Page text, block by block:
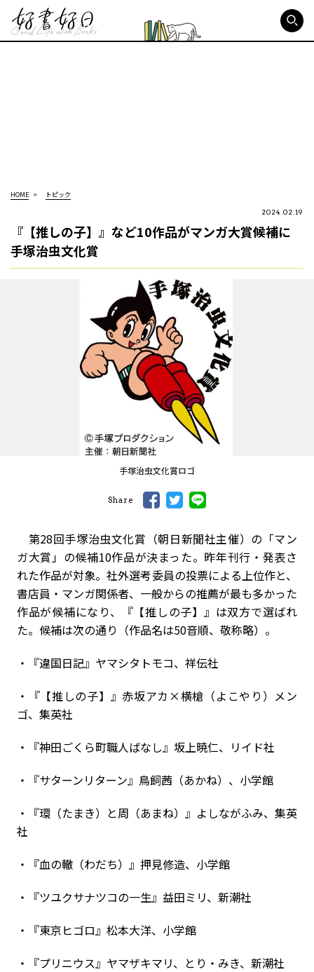
HOME トピック
2024.02.19
『【推しの子】』など10作品がマンガ大賞候補に
手塚治虫文化賞
手塚治虫文化賞ロゴ
Share
第28回手塚治虫文化賞（朝日新聞社主催）の「マン
ガ大賞」の候補10作品が決まった。昨年刊行・発表さ
れた作品が対象。社外選考委員の投票による上位作と、
書店員・マンガ関係者、一般からの推薦が最も多かった
作品が候補になり、『【推しの子】』は双方で選ばれ
た。候補は次の通り（作品名は50音順、敬称略）。
・『違国日記』ヤマシタトモコ、祥伝社
・『【推しの子】』赤坂アカ×横槍（よこやり）メン
ゴ、集英社
・『神田ごくら町職人ばなし』坂上暁仁、リイド社
・『サターンリターン』鳥飼茜（あかね）、小学館
・『環（たまき）と周（あまね）』よしながふみ、集英
社
・『血の轍（わだち）』押見修造、小学館
・『ツユクサナツコの一生』益田ミリ、新潮社
・『東京ヒゴロ』松本大洋、小学館
・『プリニウス』ヤマザキマリ、とり・みき、新潮社